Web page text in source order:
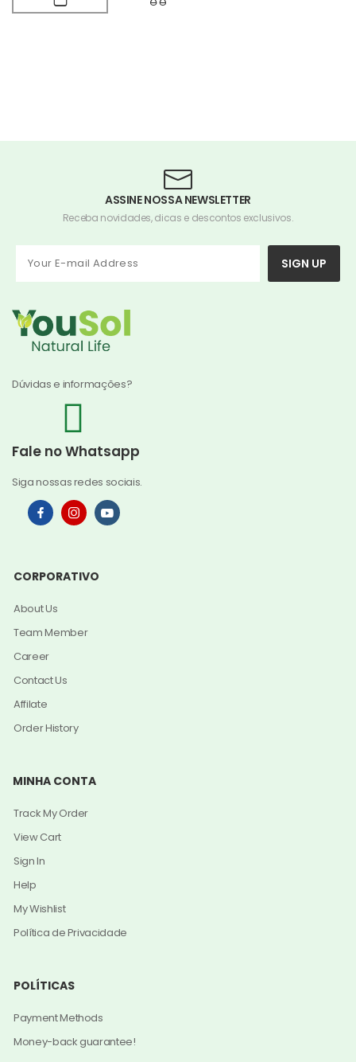
ASSINE NOSSA NEWSLETTER
Receba novidades, dicas e descontos exclusivos.
SIGN UP
Dúvidas e informações?
Fale no Whatsapp
Siga nossas redes sociais.
CORPORATIVO
About Us
Team Member
Career
Contact Us
Affilate
Order History
MINHA CONTA
Track My Order
View Cart
Sign In
Help
My Wishlist
Política de Privacidade
POLÍTICAS
Payment Methods
Money-back guarantee!